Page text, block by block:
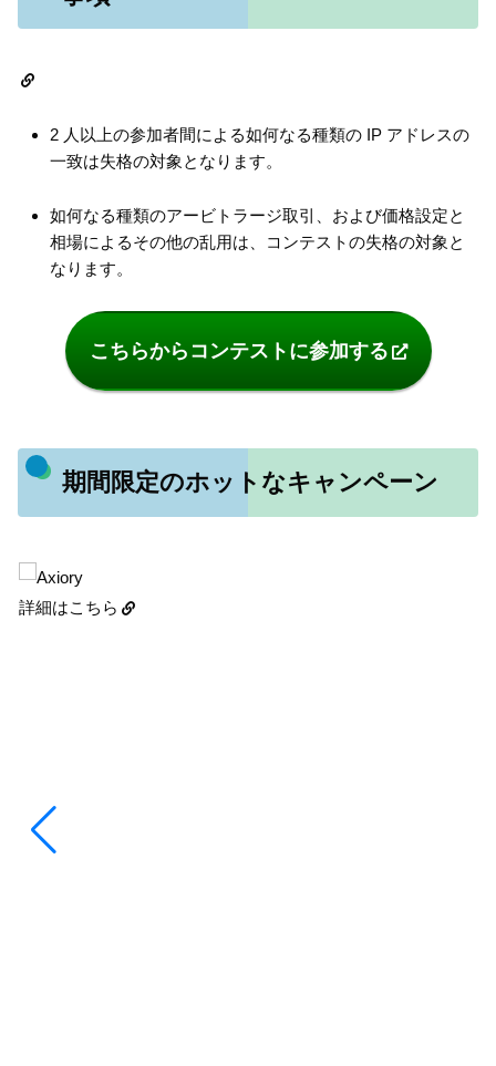
2 人以上の参加者間による如何なる種類の IP アドレスの
一致は失格の対象となります。
如何なる種類のアービトラージ取引、および価格設定と
相場によるその他の乱用は、コンテストの失格の対象と
なります。
こちらからコンテストに参加する
期間限定のホットなキャンペーン
詳細はこちら